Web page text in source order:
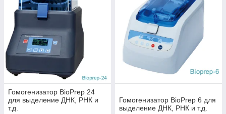
Гомогенизатор BioPrep 24
для выделение ДНК, РНК и
т.д.
Гомогенизатор BioPrep 6 для
выделение ДНК, РНК и т.д.